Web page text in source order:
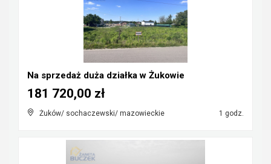
Na sprzedaż duża działka w Żukowie
Żuków/ sochaczewski/ mazowieckie 1 godz.
181 720,00 zł